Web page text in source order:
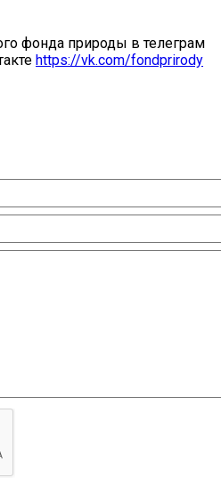
фонда природы в телеграм
https://vk.com/fondprirody